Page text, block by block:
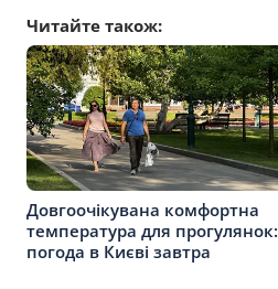
Читайте також:
Довгоочікувана комфортна
температура для прогулянок:
погода в Києві завтра